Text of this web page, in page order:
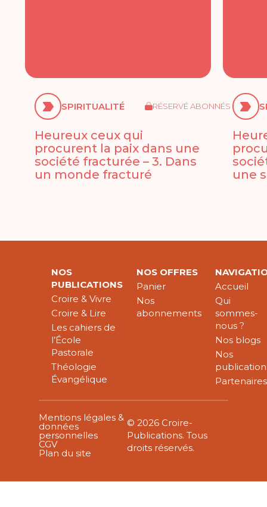
SPIRITUALITÉ RÉSERVÉ ABONNÉS
Heureux ceux qui
procurent la paix dans une
société fracturée – 3. Dans
un monde fracturé
une
NOS
PUBLICATIONS
Croire & Vivre
Croire & Lire
Les cahiers de
l’École
Pastorale
Théologie
Évangélique
NOS OFFRES
Panier
Nos
abonnements
Accueil
Qui
sommes-
nous ?
Nos blogs
Nos
Partenaires
Mentions légales &
données
personnelles
CGV
Plan du site
© 2026 Croire-
Publications. Tous
droits réservés.